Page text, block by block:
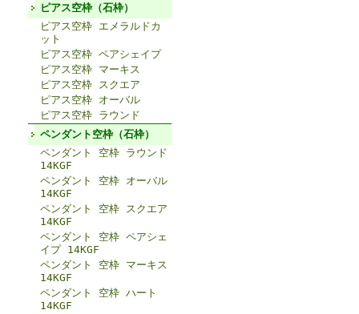
ピアス空枠（石枠）
ピアス空枠 エメラルドカ
ット
ピアス空枠 ペアシェイプ
ピアス空枠 マーキス
ピアス空枠 スクエア
ピアス空枠 オーバル
ピアス空枠 ラウンド
ペンダント空枠（石枠）
ペンダント 空枠 ラウンド
14KGF
ペンダント 空枠 オーバル
14KGF
ペンダント 空枠 スクエア
14KGF
ペンダント 空枠 ペアシェ
イプ 14KGF
ペンダント 空枠 マーキス
14KGF
ペンダント 空枠 ハート
14KGF